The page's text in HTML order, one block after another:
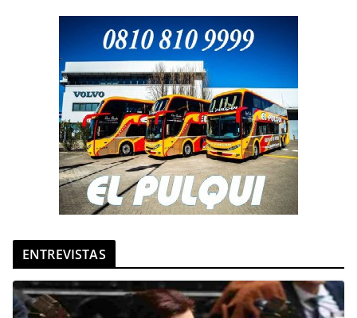
ENTREVISTAS